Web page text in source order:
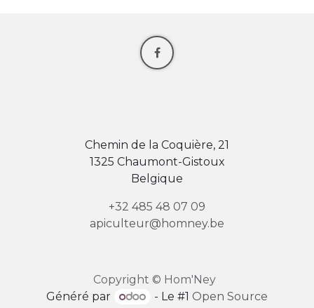
Chemin de la Coquière, 21
1325 Chaumont-Gistoux
Belgique
+32 485 48 07 09
apiculteur@homney.be
Copyright © Hom'Ney
Généré par
- Le #1 Open Source